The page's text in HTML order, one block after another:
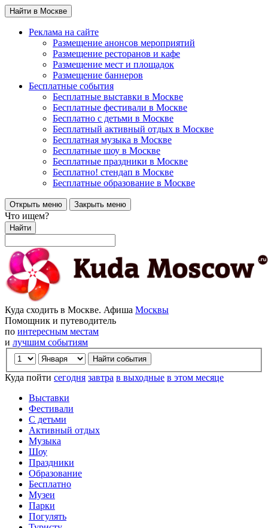
Найти в Москве
Реклама на сайте
Размещение анонсов мероприятий
Размещение ресторанов и кафе
Размещение мест и площадок
Размещение баннеров
Бесплатные события
Бесплатные выставки в Москве
Бесплатные фестивали в Москве
Бесплатно с детьми в Москве
Бесплатный активный отдых в Москве
Бесплатная музыка в Москве
Бесплатные шоу в Москве
Бесплатные праздники в Москве
Бесплатно! стендап в Москве
Бесплатные образование в Москве
Открыть меню Закрыть меню
Что ищем?
Найти
Куда сходить в Москве. Афиша Москвы
Помощник и путеводитель
по интересным местам
и лучшим событиям
Куда пойти сегодня завтра в выходные в этом месяце
Выставки
Фестивали
С детьми
Активный отдых
Музыка
Шоу
Праздники
Образование
Бесплатно
Музеи
Парки
Погулять